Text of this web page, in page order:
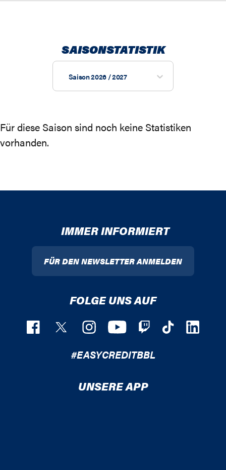
SAISONSTATISTIK
Saison 2026 / 2027
Für diese Saison sind noch keine Statistiken
vorhanden.
IMMER INFORMIERT
FÜR DEN NEWSLETTER ANMELDEN
FOLGE UNS AUF
#EASYCREDITBBL
UNSERE APP